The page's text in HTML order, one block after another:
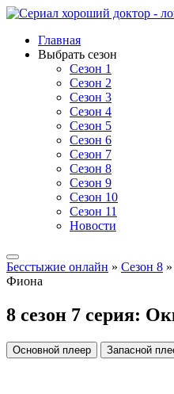
Главная
Выбрать сезон
Сезон 1
Сезон 2
Сезон 3
Сезон 4
Сезон 5
Сезон 6
Сезон 7
Сезон 8
Сезон 9
Сезон 10
Сезон 11
Новости
Бесстыжие онлайн » Сезон 8
Фиона
8 сезон 7 серия:
Основной плеер Запасной